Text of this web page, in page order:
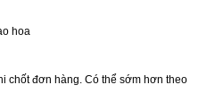
hoa
chốt đơn hàng. Có thể sớm hơn theo